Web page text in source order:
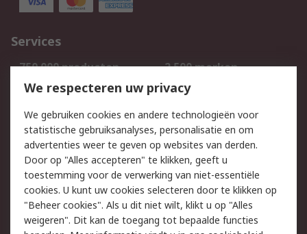
Services
750.000 producten
2.500 merken
Bestellen
Inkoopoplossingen
Track & Trace
Wettelijk
Cookiebeleid
Email veiligheid
Privacybeleid
Websitevoorwaarden
Algemene
We respecteren uw privacy
We gebruiken cookies en andere technologieën voor
statistische gebruiksanalyses, personalisatie en om
advertenties weer te geven op websites van derden.
Door op "Alles accepteren" te klikken, geeft u
toestemming voor de verwerking van niet-essentiële
cookies. U kunt uw cookies selecteren door te klikken op
"Beheer cookies". Als u dit niet wilt, klikt u op "Alles
weigeren". Dit kan de toegang tot bepaalde functies